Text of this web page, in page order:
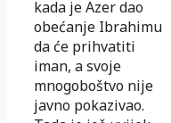
kada je Azer dao
obećanje Ibrahimu
da će pri­hva­ti­ti
iman, a svoje
mnogoboštvo nije
javno pokazivao.